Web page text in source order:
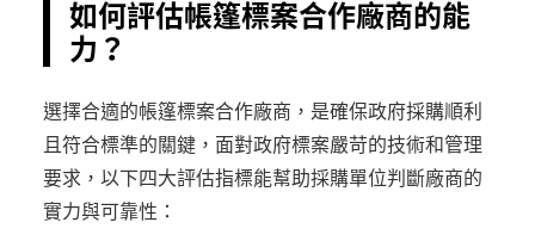
如何評估帳篷標案合作廠商的能
力？
選擇合適的帳篷標案合作廠商，是確保政府採購順利
且符合標準的關鍵，面對政府標案嚴苛的技術和管理
要求，以下四大評估指標能幫助採購單位判斷廠商的
實力與可靠性：